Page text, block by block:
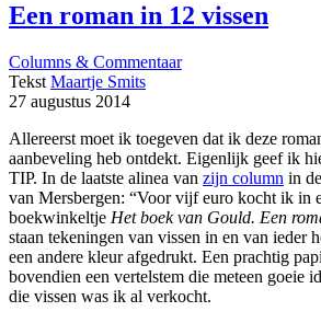
Een roman in 12 vissen
Columns & Commentaar
Tekst Maartje Smits
27 augustus 2014
Allereerst moet ik toegeven dat ik deze
aanbeveling heb ontdekt. Eigenlijk geef ik
TIP. In de laatste alinea van zijn column in
van Mersbergen: “Voor vijf euro kocht ik in
boekwinkeltje Het boek van Gould. Een
staan tekeningen van vissen in en van ieder
een andere kleur afgedrukt. Een prachtig
bovendien een vertelstem die meteen goeie
die vissen was ik al verkocht.